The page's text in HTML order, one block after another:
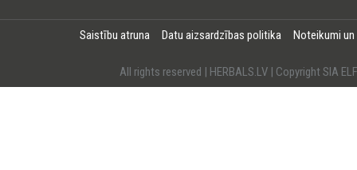
Saistību atruna Datu aizsardzības politika Noteikumi
All rights reserved | HERBALS.LV | Copyright SIA